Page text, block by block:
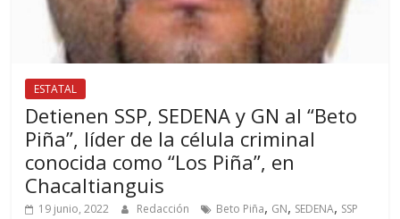
ESTATAL
Detienen SSP, SEDENA y GN al “Beto
Piña”, líder de la célula criminal
conocida como “Los Piña”, en
Chacaltianguis
19 junio, 2022 Redacción Beto Piña, GN, SEDENA, SSP